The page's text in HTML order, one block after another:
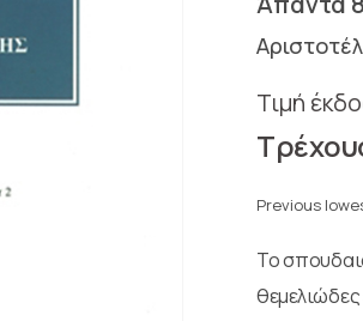
Original
price
was:
19,90 €.
price
15,04 €.
Previous
Το